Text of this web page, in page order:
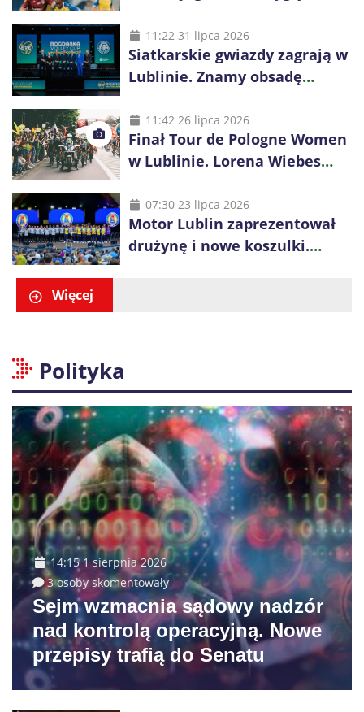
11:22 31 lipca 2026
Siatkarskie gwiazdy zagrają w
Lublinie. Znamy obsadę
11:42 26 lipca 2026
Finał Tour de Pologne Women
w Lublinie. Lorena Wiebes
07:30 23 lipca 2026
Motor Lublin zaprezentował
drużynę i nowe koszulki.
Więcej
Polityka
14:15 1 sierpnia 2026
3 osoby skomentowały
Sejm wzmacnia sądowy nadzór
nad kontrolą operacyjną. Nowe
przepisy trafią do Senatu